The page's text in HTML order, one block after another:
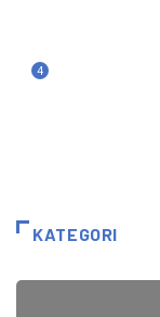
4
KATEGORI